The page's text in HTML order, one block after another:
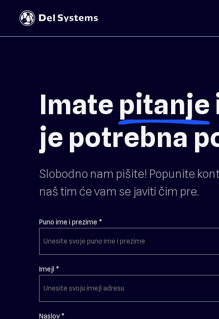
Imate pitanje
je potrebna
Slobodno nam pišite! Popunite
naš tim će vam se javiti čim pre.
Puno ime i prezime *
Imejl *
Naslov *